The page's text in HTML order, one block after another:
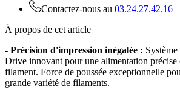
Contactez-nous au 03.24.27.42.16
À propos de cet article
- Précision d'impression inégalée :
Drive innovant pour une alimentation précise
filament. Force de poussée exceptionnelle
grande variété de filaments.